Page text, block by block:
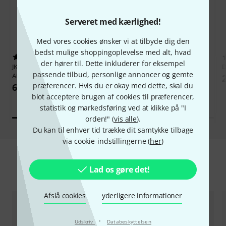
Serveret med kærlighed!
Med vores cookies ønsker vi at tilbyde dig den
bedst mulige shoppingoplevelse med alt, hvad
der hører til. Dette inkluderer for eksempel
passende tilbud, personlige annoncer og gemte
præferencer. Hvis du er okay med dette, skal du
blot acceptere brugen af cookies til præferencer,
statistik og markedsføring ved at klikke på "I
orden!" (vis alle).
Du kan til enhver tid trække dit samtykke tilbage
via cookie-indstillingerne (her)
Lad os gøre det!
Afslå cookies yderligere informationer
Udskriv · Databeskyttelsen
2
JK
Exclusive Bass Trombone 03
AK
645 kr
29
ThomannFlow-Ball Deluxe
21,90 kr
Blow-Outs